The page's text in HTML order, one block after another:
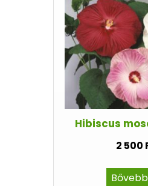
Hibiscus
2 500